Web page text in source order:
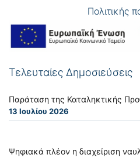
Πολιτικής
Τελευταίες Δημοσιεύσεις
Παράταση της Καταληκτικής
13 Ιουλίου 2026
Ψηφιακά πλέον η διαχείριση